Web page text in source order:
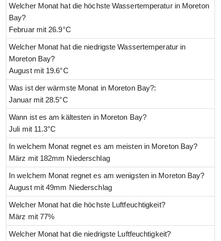
Welcher Monat hat die höchste Wassertemperatur in Moreton
Bay?
Februar mit 26.9°C
Welcher Monat hat die niedrigste Wassertemperatur in
Moreton Bay?
August mit 19.6°C
Was ist der wärmste Monat in Moreton Bay?:
Januar mit 28.5°C
Wann ist es am kältesten in Moreton Bay?
Juli mit 11.3°C
In welchem Monat regnet es am meisten in Moreton Bay?
März mit 182mm Niederschlag
In welchem Monat regnet es am wenigsten in Moreton Bay?
August mit 49mm Niederschlag
Welcher Monat hat die höchste Luftfeuchtigkeit?
März mit 77%
Welcher Monat hat die niedrigste Luftfeuchtigkeit?